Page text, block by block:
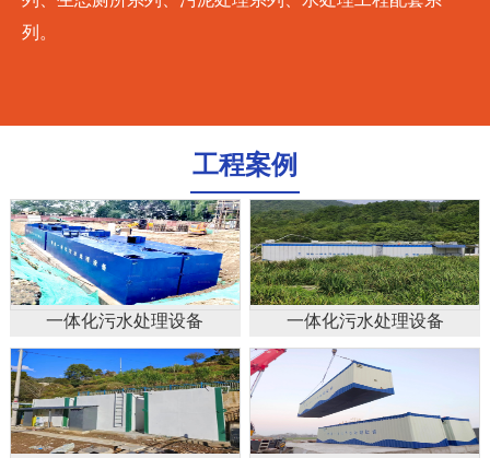
列。
工程案例
一体化污水处理设备 一体化污水处理设备